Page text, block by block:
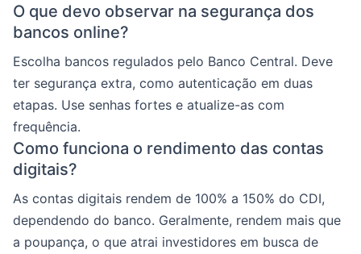
O que devo observar na segurança dos
bancos online?
Escolha bancos regulados pelo Banco Central. Deve
ter segurança extra, como autenticação em duas
etapas. Use senhas fortes e atualize-as com
frequência.
Como funciona o rendimento das contas
digitais?
As contas digitais rendem de 100% a 150% do CDI,
dependendo do banco. Geralmente, rendem mais que
a poupança, o que atrai investidores em busca de